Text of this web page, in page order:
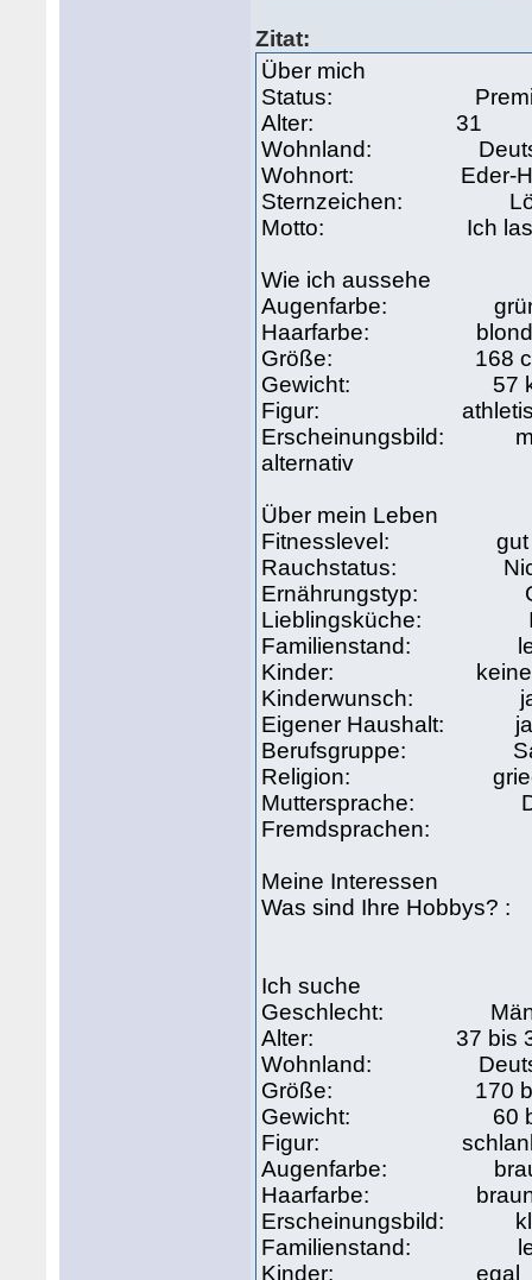
Zitat:
Über mich
Status:
Alter: 31
Wohnland:
Wohnort: Eder-
Sternzeichen:
Motto: Ich lasse mir
Wie ich aussehe
Augenfarbe:
Haarfarbe:
Größe: 168
Gewicht: 57
Figur:
Erscheinungsbild:
alternativ
Über mein Leben
Fitnesslevel: gut
Rauchstatus:
Ernährungstyp:
Lieblingsküche:
Familienstand:
Kinder:
Kinderwunsch:
Eigener Haushalt:
Berufsgruppe:
Religion:
Muttersprache:
Fremdsprachen:
Meine Interessen
Was sind Ihre Hobbys?
Ich suche
Geschlecht:
Alter: 37 bis
Wohnland:
Größe: 170 bis
Gewicht: 60 bis
Figur: schlank
Augenfarbe: braun
Haarfarbe: braun
Erscheinungsbild:
Familienstand: ledig
Kinder: egal